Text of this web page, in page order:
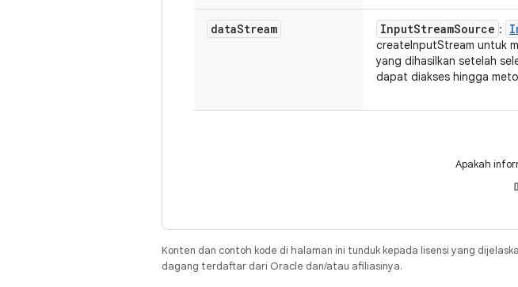
dataStream InputStreamSource :
createInputStream untuk
yang dihasilkan setelah
dapat diakses hingga
Apakah
Konten dan contoh kode di halaman ini tunduk kepada lisensi yang
dagang terdaftar dari Oracle dan/atau afiliasinya.